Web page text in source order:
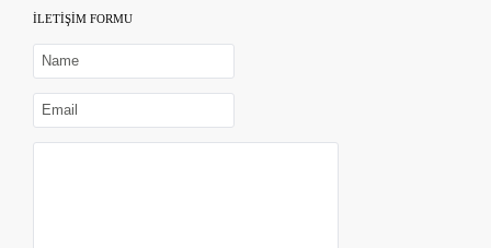
İLETİŞİM FORMU